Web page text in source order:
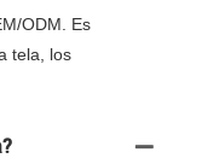
ODM. Es
tela, los